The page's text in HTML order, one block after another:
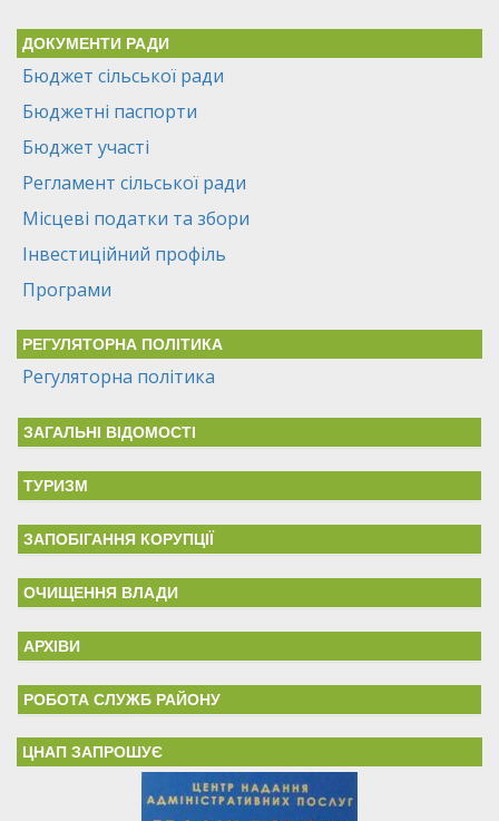
ДОКУМЕНТИ РАДИ
Бюджет сільської ради
Бюджетні паспорти
Бюджет участі
Регламент сільської ради
Місцеві податки та збори
Інвестиційний профіль
Програми
РЕГУЛЯТОРНА ПОЛІТИКА
Регуляторна політика
ЗАГАЛЬНІ ВІДОМОСТІ
ТУРИЗМ
ЗАПОБІГАННЯ КОРУПЦІЇ
ОЧИЩЕННЯ ВЛАДИ
АРХІВИ
РОБОТА СЛУЖБ РАЙОНУ
ЦНАП ЗАПРОШУЄ